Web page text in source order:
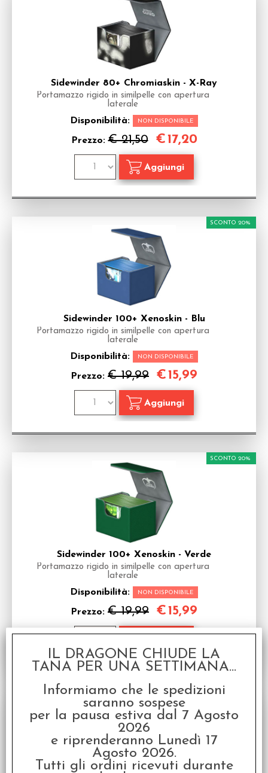
Sidewinder 80+ Chromiaskin - X-Ray
Portamazzo rigido in similpelle con apertura
laterale
Disponibilità: NON DISPONIBILE
Prezzo:€ 21,50 €17,20
Sidewinder 100+ Xenoskin - Blu
Portamazzo rigido in similpelle con apertura
laterale
Disponibilità: NON DISPONIBILE
Prezzo: € 19,99
SCONTO 20%
€15,99
Sidewinder 100+ Xenoskin - Verde
Portamazzo rigido in similpelle con apertura
laterale
Disponibilità: NON DISPONIBILE
Prezzo: € 19,99
SCONTO 20%
€15,99
SCONTO 20%
IL DRAGONE CHIUDE LA
TANA PER UNA SETTIMANA...
Informiamo che le spedizioni
saranno sospese
per la pausa estiva dal 7 Agosto
2026
e riprenderanno Lunedì 17
Agosto 2026.
Tutti gli ordini ricevuti durante